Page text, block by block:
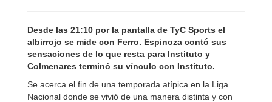
Desde las 21:10 por la pantalla de TyC Sports el
albirrojo se mide con Ferro. Espinoza contó sus
sensaciones de lo que resta para Instituto y
Colmenares terminó su vínculo con Instituto.
Se acerca el fin de una temporada atípica en la Liga
Nacional donde se vivió de una manera distinta y con